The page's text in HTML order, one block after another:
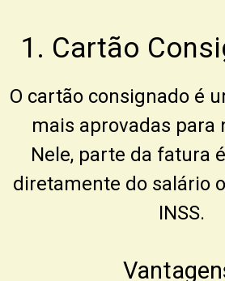
1. Cartão
O cartão consignado é
mais aprovadas para
Nele, parte da fatura
diretamente do salário
INSS.